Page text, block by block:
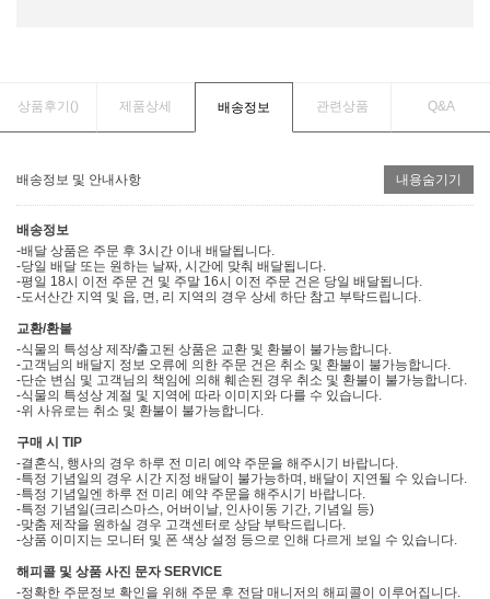
상품후기() 제품상세 배송정보 관련상품 Q&A
배송정보 및 안내사항 내용숨기기
배송정보
-배달 상품은 주문 후 3시간 이내 배달됩니다.
-당일 배달 또는 원하는 날짜, 시간에 맞춰 배달됩니다.
-평일 18시 이전 주문 건 및 주말 16시 이전 주문 건은 당일 배달됩니다.
-도서산간 지역 및 읍, 면, 리 지역의 경우 상세 하단 참고 부탁드립니다.
교환/환불
-식물의 특성상 제작/출고된 상품은 교환 및 환불이 불가능합니다.
-고객님의 배달지 정보 오류에 의한 주문 건은 취소 및 환불이 불가능합니다.
-단순 변심 및 고객님의 책임에 의해 훼손된 경우 취소 및 환불이 불가능합니다.
-식물의 특성상 계절 및 지역에 따라 이미지와 다를 수 있습니다.
-위 사유로는 취소 및 환불이 불가능합니다.
구매 시 TIP
-결혼식, 행사의 경우 하루 전 미리 예약 주문을 해주시기 바랍니다.
-특정 기념일의 경우 시간 지정 배달이 불가능하며, 배달이 지연될 수 있습니다.
-특정 기념일엔 하루 전 미리 예약 주문을 해주시기 바랍니다.
-특정 기념일(크리스마스, 어버이날, 인사이동 기간, 기념일 등)
-맞춤 제작을 원하실 경우 고객센터로 상담 부탁드립니다.
-상품 이미지는 모니터 및 폰 색상 설정 등으로 인해 다르게 보일 수 있습니다.
해피콜 및 상품 사진 문자 SERVICE
-정확한 주문정보 확인을 위해 주문 후 전담 매니저의 해피콜이 이루어집니다.